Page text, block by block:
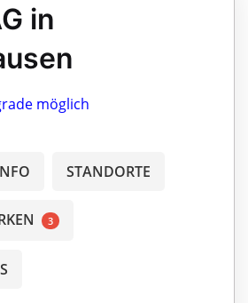
in
möglich
STANDORTE
3